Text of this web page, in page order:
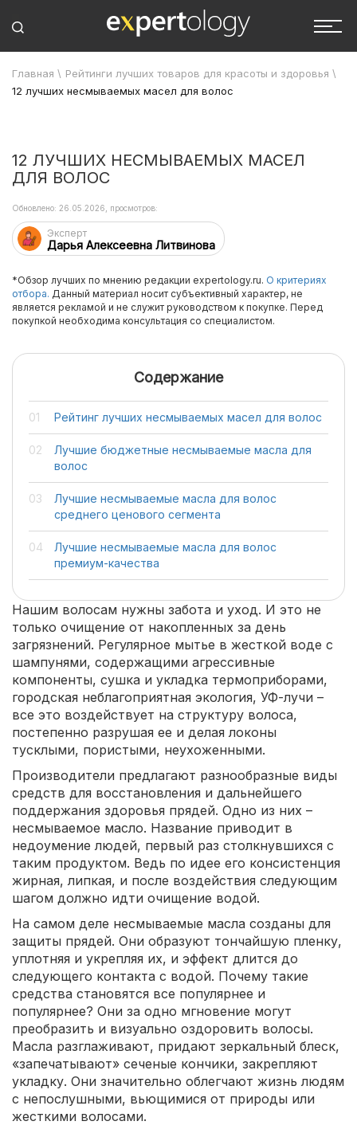
Главная \ Рейтинги лучших товаров для красоты и здоровья \
12 лучших несмываемых масел для волос
12 ЛУЧШИХ НЕСМЫВАЕМЫХ МАСЕЛ
ДЛЯ ВОЛОС
Эксперт
Дарья Алексеевна Литвинова
Обновлено: 26.05.2026, просмотров:
*Обзор лучших по мнению редакции expertology.ru. О критериях
отбора. Данный материал носит субъективный характер, не
является рекламой и не служит руководством к покупке. Перед
покупкой необходима консультация со специалистом.
Содержание
Рейтинг лучших несмываемых масел для волос
Лучшие бюджетные несмываемые масла для
волос
Лучшие несмываемые масла для волос
среднего ценового сегмента
Лучшие несмываемые масла для волос
премиум-качества
Нашим волосам нужны забота и уход. И это не
только очищение от накопленных за день
загрязнений. Регулярное мытье в жесткой воде с
шампунями, содержащими агрессивные
компоненты, сушка и укладка термоприборами,
городская неблагоприятная экология, УФ-лучи –
все это воздействует на структуру волоса,
постепенно разрушая ее и делая локоны
тусклыми, пористыми, неухоженными.
Производители предлагают разнообразные виды
средств для восстановления и дальнейшего
поддержания здоровья прядей. Одно из них –
несмываемое масло. Название приводит в
недоумение людей, первый раз столкнувшихся с
таким продуктом. Ведь по идее его консистенция
жирная, липкая, и после воздействия следующим
шагом должно идти очищение водой.
На самом деле несмываемые масла созданы для
защиты прядей. Они образуют тончайшую пленку,
уплотняя и укрепляя их, и эффект длится до
следующего контакта с водой. Почему такие
средства становятся все популярнее и
популярнее? Они за одно мгновение могут
преобразить и визуально оздоровить волосы.
Масла разглаживают, придают зеркальный блеск,
«запечатывают» сеченые кончики, закрепляют
укладку. Они значительно облегчают жизнь людям
с непослушными, вьющимися от природы или
жесткими волосами.